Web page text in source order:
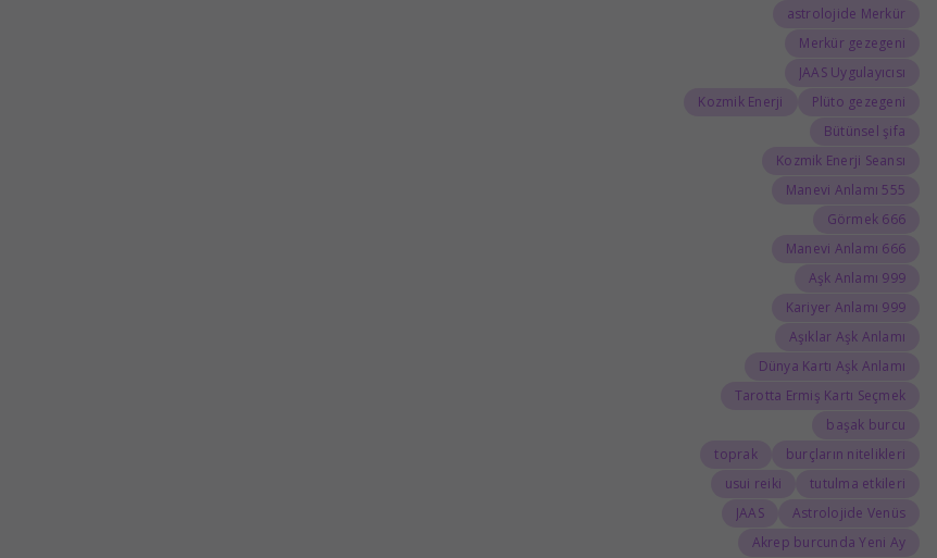
astrolojide Merkür
Merkür gezegeni
JAAS Uygulayıcısı
Plüto gezegeni
Kozmik Enerji
Bütünsel şifa
Kozmik Enerji Seansı
555 Manevi Anlamı
666 Görmek
666 Manevi Anlamı
999 Aşk Anlamı
999 Kariyer Anlamı
Aşıklar Aşk Anlamı
Dünya Kartı Aşk Anlamı
Tarotta Ermiş Kartı Seçmek
başak burcu
burçların nitelikleri
toprak
tutulma etkileri
usui reiki
Astrolojide Venüs
JAAS
Akrep burcunda Yeni Ay